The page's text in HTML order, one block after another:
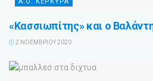
Α.Ο. ΚΕΡΚΥΡΑ
«Κασσιωπίτης» και ο
2 ΝΟΕΜΒΡΊΟΥ 2020